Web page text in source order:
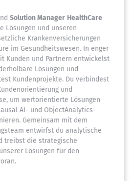
Solution Manager HealthCare
Lösungen und unseren
Krankenversicherungen
im Gesundheitswesen. In enger
Kunden und Partnern entwickelst
Lösungen und
Kundenprojekte. Du verbindest
und
um wertorientierte Lösungen
AI- und ObjectAnalytics-
Gemeinsam mit dem
entwirfst du analytische
treibst die strategische
Lösungen für den